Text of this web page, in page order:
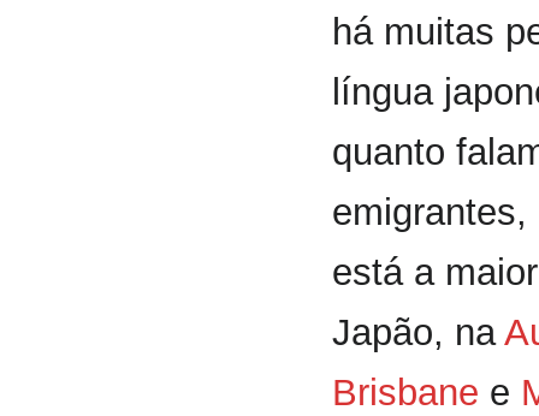
há muitas
língua
quanto
está a
Japão, na
Brisbane e